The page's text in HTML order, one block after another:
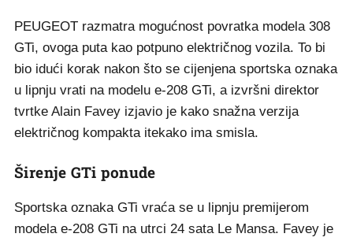
PEUGEOT razmatra mogućnost povratka modela 308
GTi, ovoga puta kao potpuno električnog vozila. To bi
bio idući korak nakon što se cijenjena sportska oznaka
u lipnju vrati na modelu e-208 GTi, a izvršni direktor
tvrtke Alain Favey izjavio je kako snažna verzija
električnog kompakta itekako ima smisla.
Širenje GTi ponude
Sportska oznaka GTi vraća se u lipnju premijerom
modela e-208 GTi na utrci 24 sata Le Mansa. Favey je